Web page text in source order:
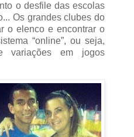
o desfile das escolas
Os grandes clubes do
o elenco e encontrar o
“online”, ou seja,
variações em jogos